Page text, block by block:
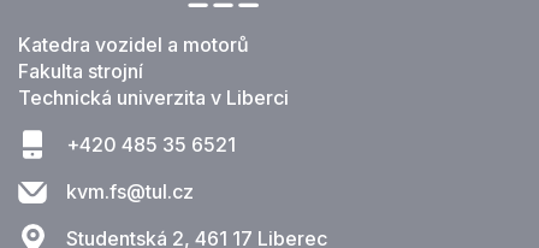
Katedra vozidel a motorů
Fakulta strojní
Technická univerzita v Liberci
+420 485 35 6521
kvm.fs@tul.cz
Studentská 2, 461 17 Liberec